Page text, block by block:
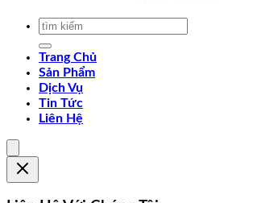
Trang Chủ
Sản Phẩm
Dịch Vụ
Tin Tức
Liên Hệ